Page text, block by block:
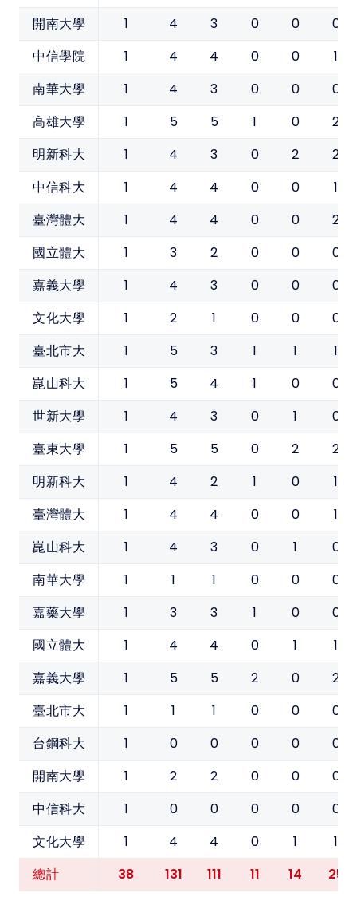
開南大學 1 4 3 0 0 0
中信學院 1 4 4 0 0 1
南華大學 1 4 3 0 0 0
高雄大學 1 5 5 1 0 2
明新科大 1 4 3 0 2 2
中信科大 1 4 4 0 0 1
臺灣體大 1 4 4 0 0 2
國立體大 1 3 2 0 0 0
嘉義大學 1 4 3 0 0 0
文化大學 1 2 1 0 0 0
臺北市大 1 5 3 1 1 1
崑山科大 1 5 4 1 0 0
世新大學 1 4 3 0 1 0
臺東大學 1 5 5 0 2 2
明新科大 1 4 2 1 0 1
臺灣體大 1 4 4 0 0 1
崑山科大 1 4 3 0 1 0
南華大學 1 1 1 0 0 0
嘉藥大學 1 3 3 1 0 0
國立體大 1 4 4 0 1 1
嘉義大學 1 5 5 2 0 2
臺北市大 1 1 1 0 0 0
台鋼科大 1 0 0 0 0 0
開南大學 1 2 2 0 0 0
中信科大 1 0 0 0 0 0
文化大學 1 4 4 0 1 1
總計 38 131 111 11 14 25